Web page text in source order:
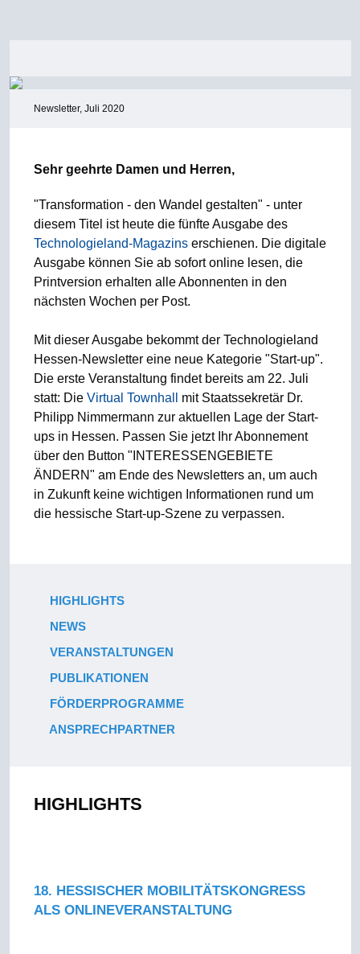
Newsletter, Juli 2020
Sehr geehrte Damen und Herren,
"Transformation - den Wandel gestalten" - unter
diesem Titel ist heute die fünfte Ausgabe des
Technologieland-Magazinserschienen. Die digitale
Ausgabe können Sie ab sofort online lesen, die
Printversion erhalten alle Abonnenten in den
nächsten Wochen per Post.
Mit dieser Ausgabe bekommt der Technologieland
Hessen-Newsletter eine neue Kategorie "Start-up".
Die erste Veranstaltung findet bereits am 22. Juli
statt: Die Virtual Townhall
mit Staatssekretär Dr.
Philipp Nimmermann zur aktuellen Lage der Start-
ups in Hessen. Passen Sie jetzt Ihr Abonnement
über den Button "INTERESSENGEBIETE
ÄNDERN" am Ende des Newsletters an, um auch
in Zukunft keine wichtigen Informationen rund um
die hessische Start-up-Szene zu verpassen.
HIGHLIGHTS
NEWS
VERANSTALTUNGEN
PUBLIKATIONEN
FÖRDERPROGRAMME
ANSPRECHPARTNER
HIGHLIGHTS
18. HESSISCHER MOBILITÄTSKONGRESS
ALS ONLINEVERANSTALTUNG